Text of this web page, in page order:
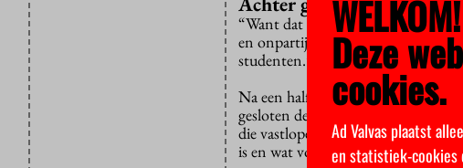
“Want dat wordt nog wel eens
en onpartijdig naar de problemen
studenten.”
Na een halfuur verlaat Van der
gesloten deur verder. Dan
die vastlopen met hun scriptie.
is en wat voor de student dan de
WELKOM!
Deze
cookies.
Ad Valvas plaatst
en statistiek-cookies